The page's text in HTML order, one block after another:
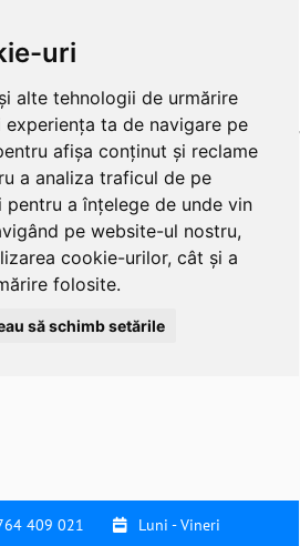
uri
alte tehnologii de urmărire
ta de navigare pe
afișa conținut și reclame
a analiza traficul de pe
a înțelege de unde vin
pe website-ul nostru,
cookie-urilor, cât și a
folosite.
să schimb setările
409 021
Luni - Vineri